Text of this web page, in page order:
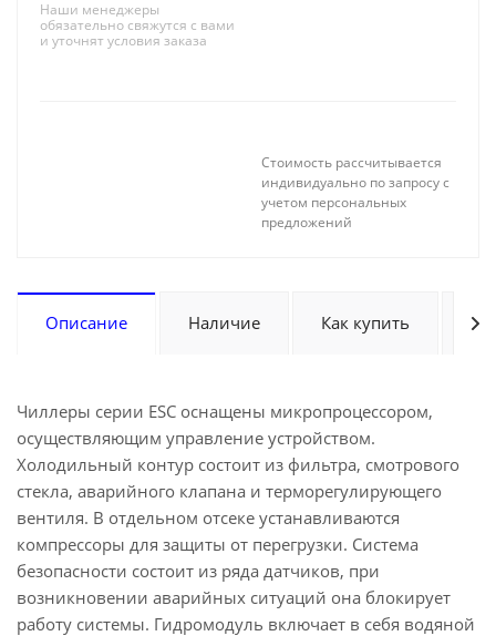
Наши менеджеры
обязательно свяжутся с вами
и уточнят условия заказа
Стоимость рассчитывается
индивидуально по запросу с
учетом персональных
предложений
Описание Наличие Как купить
Чиллеры серии ESC оснащены микропроцессором,
осуществляющим управление устройством.
Холодильный контур состоит из фильтра, смотрового
стекла, аварийного клапана и терморегулирующего
вентиля. В отдельном отсеке устанавливаются
компрессоры для защиты от перегрузки. Система
безопасности состоит из ряда датчиков, при
возникновении аварийных ситуаций она блокирует
работу системы. Гидромодуль включает в себя водяной